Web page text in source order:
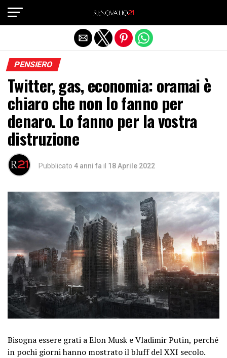
PENSIERO
Twitter, gas, economia: oramai è
chiaro che non lo fanno per
denaro. Lo fanno per la vostra
distruzione
Pubblicato 4 anni fa il 18 Aprile 2022
Bisogna essere grati a Elon Musk e Vladimir Putin, perché
in pochi giorni hanno mostrato il bluff del XXI secolo.
Exit mobile version